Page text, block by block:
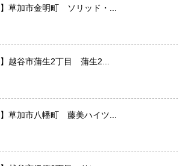
】草加市金明町 ソリッド・...
】越谷市蒲生2丁目 蒲生2...
】草加市八幡町 藤美ハイツ...